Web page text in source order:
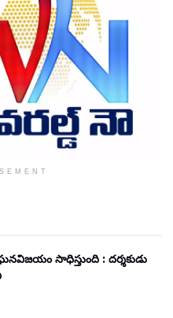
సాధిస్తుంది : దర్శకుడు